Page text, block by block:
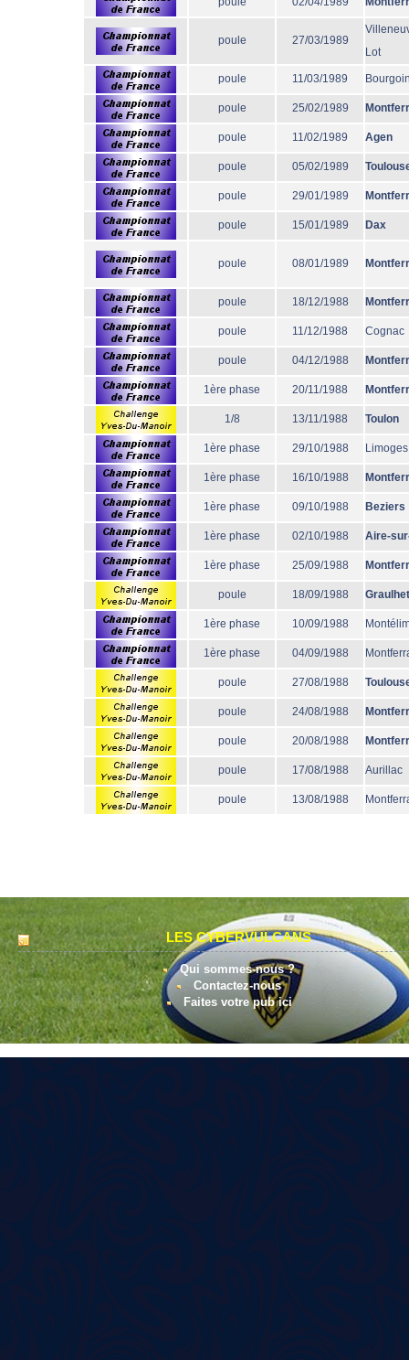
poule 27/03/1989
Lot
poule 11/03/1989
poule 25/02/1989
poule 11/02/1989 Agen
poule 05/02/1989
poule 29/01/1989
poule 15/01/1989 Dax
poule 08/01/1989
poule 18/12/1988
poule 11/12/1988 Cognac
poule 04/12/1988
1ère phase 20/11/1988
1/8 13/11/1988 Toulon
1ère phase 29/10/1988 Limoges
1ère phase 16/10/1988
1ère phase 09/10/1988 Beziers
1ère phase 02/10/1988 Aire-
1ère phase 25/09/1988
poule 18/09/1988 Graulhet
1ère phase 10/09/1988
1ère phase 04/09/1988
poule 27/08/1988
poule 24/08/1988
poule 20/08/1988
poule 17/08/1988 Aurillac
poule 13/08/1988
LES CYBERVULCANS
Qui sommes-nous ?
Contactez-nous
Faites votre pub ici